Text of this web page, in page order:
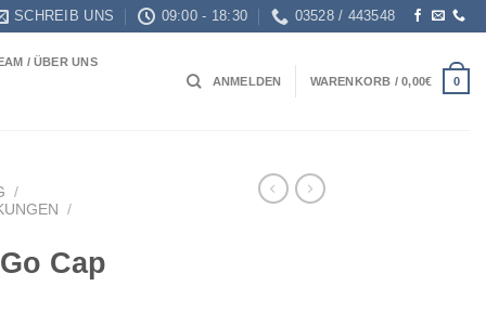
SCHREIB UNS 09:00 - 18:30 03528 / 443548
/ ÜBER UNS
ANMELDEN
WARENKORB /0,00€ 0
/
/
Cap